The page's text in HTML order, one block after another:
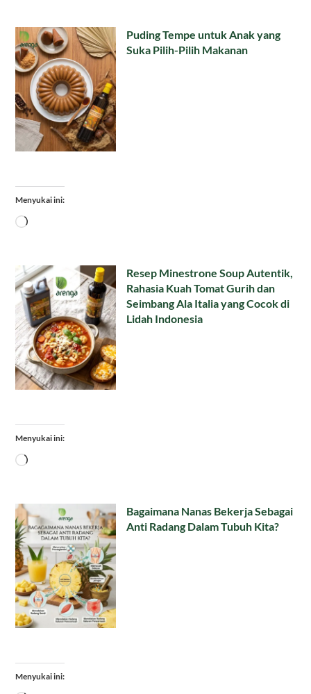
Puding Tempe untuk Anak yang
Suka Pilih-Pilih Makanan
Menyukai ini:
Memuat...
Resep Minestrone Soup Autentik,
Rahasia Kuah Tomat Gurih dan
Seimbang Ala Italia yang Cocok di
Lidah Indonesia
Menyukai ini:
Memuat...
Bagaimana Nanas Bekerja Sebagai
Anti Radang Dalam Tubuh Kita?
Menyukai ini: